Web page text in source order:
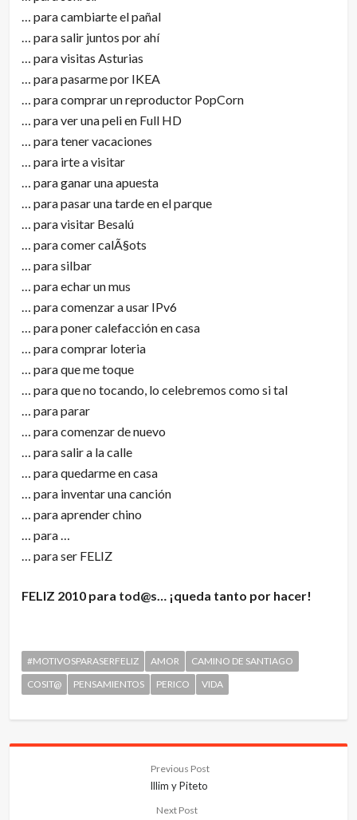
… para cambiarte el pañal
… para salir juntos por ahí
… para visitas Asturias
… para pasarme por IKEA
… para comprar un reproductor PopCorn
… para ver una peli en Full HD
… para tener vacaciones
… para irte a visitar
… para ganar una apuesta
… para pasar una tarde en el parque
… para visitar Besalú
… para comer calÃ§ots
… para silbar
… para echar un mus
… para comenzar a usar IPv6
… para poner calefacción en casa
… para comprar loteria
… para que me toque
… para que no tocando, lo celebremos como si tal
… para parar
… para comenzar de nuevo
… para salir a la calle
… para quedarme en casa
… para inventar una canción
… para aprender chino
… para …
… para ser FELIZ
FELIZ 2010 para tod@s… ¡queda tanto por hacer!
#MOTIVOSPARASERFELIZ AMOR
CAMINO DE SANTIAGO
COSIT@
PENSAMIENTOS PERICO VIDA
Previous Post
Illim y Piteto
Next Post